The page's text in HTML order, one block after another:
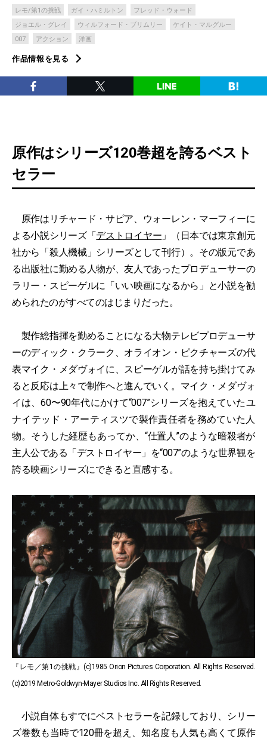
レモ/第1の挑戦 ガイ・ハミルトン
フレッド・ウォード
ジョエル・グレイ
ウィルフォード・ブリムリー
ケイト・マルグルー
007
アクション 洋画
作品情報を見る
原作はシリーズ120巻超を誇るベスト
セラー
原作はリチャード・サピア、ウォーレン・マーフィーに
よる小説シリーズ「デストロイヤー 」（日本では東京創元
社から「殺人機械」シリーズとして刊行）。その版元であ
る出版社に勤める人物が、友人であったプロデューサーの
ラリー・スピーゲルに「いい映画になるから」と小説を勧
められたのがすべてのはじまりだった。
製作総指揮を勤めることになる大物テレビプロデューサ
ーのディック・クラーク、オライオン・ピクチャーズの代
表マイク・メダヴォイに、スピーゲルが話を持ち掛けてみ
ると反応は上々で制作へと進んでいく。マイク・メダヴォ
イは、60〜90年代にかけて“007”シリーズを抱えていたユ
ナイテッド・アーティスツで製作責任者を務めていた人
物。そうした経歴もあってか、“仕置人”のような暗殺者が
主人公である「デストロイヤー」を“007”のような世界観を
誇る映画シリーズにできると直感する。
『レモ／第1の挑戦』(c)1985 Orion Pictures Corporation. All Rights Reserved.
(c)2019 Metro-Goldwyn-Mayer Studios Inc. All Rights Reserved.
小説自体もすでにベストセラーを記録しており、シリー
ズ巻数も当時で120冊を超え、知名度も人気も高くて原作